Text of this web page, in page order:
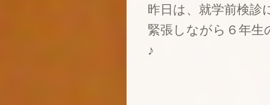
昨日は、就学前検診
緊張しながら６年
♪